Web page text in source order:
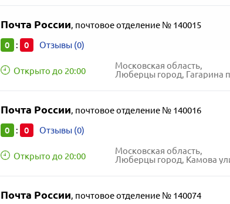
Почта России, почтовое отделение № 140015
0 : 0 Отзывы (0)
Открыто до 20:00
Московская область,
Люберцы город, Гагарина
Почта России, почтовое отделение № 140016
0 : 0 Отзывы (0)
Открыто до 20:00
Московская область,
Люберцы город, Камова
Почта России, почтовое отделение № 140074